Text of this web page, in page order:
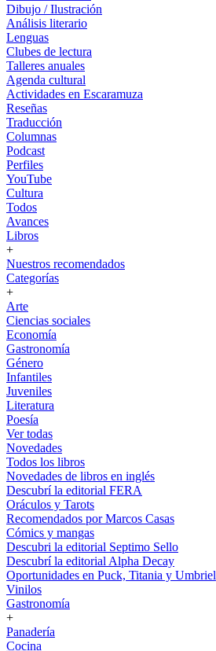
Dibujo / Ilustración
Análisis literario
Lenguas
Clubes de lectura
Talleres anuales
Agenda cultural
Actividades en Escaramuza
Reseñas
Traducción
Columnas
Podcast
Perfiles
YouTube
Cultura
Todos
Avances
Libros
+
Nuestros recomendados
Categorías
+
Arte
Ciencias sociales
Economía
Gastronomía
Género
Infantiles
Juveniles
Literatura
Poesía
Ver todas
Novedades
Todos los libros
Novedades de libros en inglés
Descubrí la editorial FERA
Oráculos y Tarots
Recomendados por Marcos Casas
Cómics y mangas
Descubri la editorial Septimo Sello
Descubrí la editorial Alpha Decay
Oportunidades en Puck, Titania y Umbriel
Vinilos
Gastronomía
+
Panadería
Cocina